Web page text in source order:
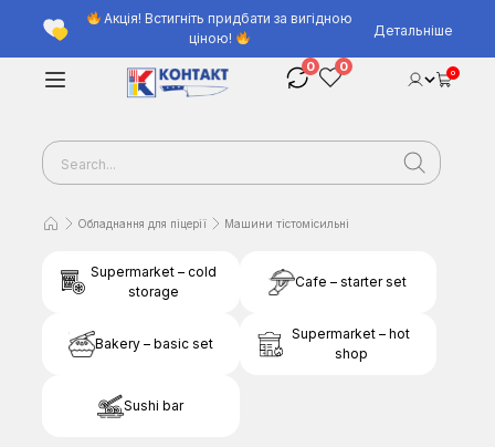
Акція! Встигніть придбати за вигідною
ціною!
Детальніше
0 0 0
Обладнання для піцерії Машини тістомісильні
Supermarket – cold
storage
Cafe – starter set
Bakery – basic set
Supermarket – hot
shop
Sushi bar